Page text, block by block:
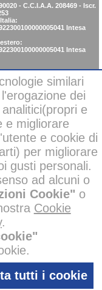
- C.C.I.A.A. 208469 - Iscr.
Intesa
Intesa
state corrette negli
di intelligenza
sono reali e non sono
dei nostri
che vieta
similari
dei
e
e migliorare
e cookie di
per migliorare
gusti personali.
ad alcuni o
Cookie" o
Cookie
.